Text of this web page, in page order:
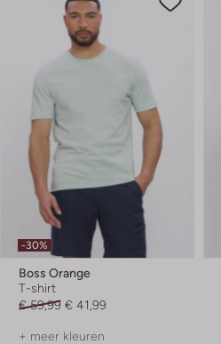
-30%
Boss Orange
T-shirt
€ 59,99 € 41,99
+ meer kleuren